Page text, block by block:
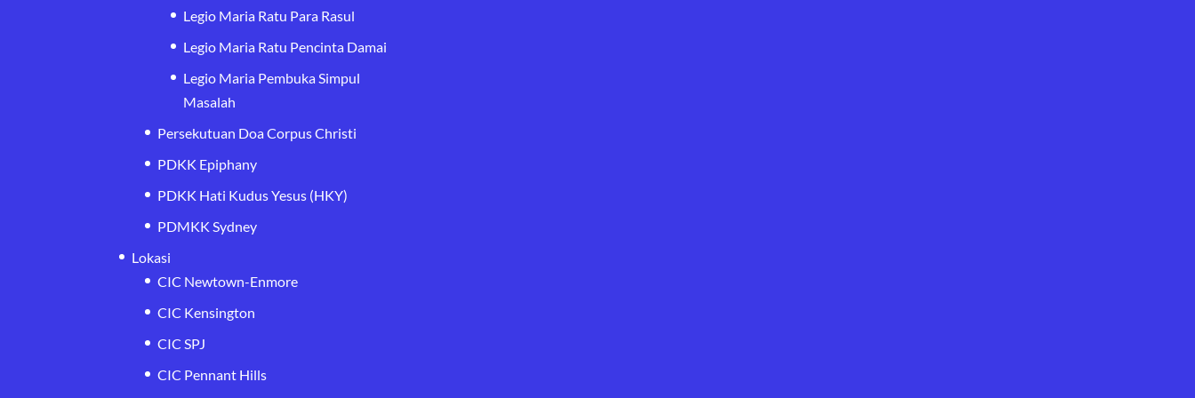
Legio Maria Ratu Para Rasul
Legio Maria Ratu Pencinta Damai
Legio Maria Pembuka Simpul
Masalah
Persekutuan Doa Corpus Christi
PDKK Epiphany
PDKK Hati Kudus Yesus (HKY)
PDMKK Sydney
Lokasi
CIC Newtown-Enmore
CIC Kensington
CIC SPJ
CIC Pennant Hills